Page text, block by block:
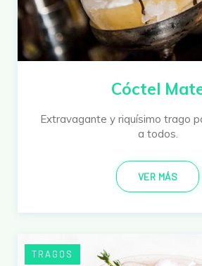
Cóctel
Extravagante y riquísimo trago
a todos.
VER MÁS
TRAGOS